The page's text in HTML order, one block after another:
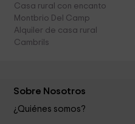
Casa rural con encanto
Montbrio Del Camp
Alquiler de casa rural
Cambrils
Sobre Nosotros
¿Quiénes somos?